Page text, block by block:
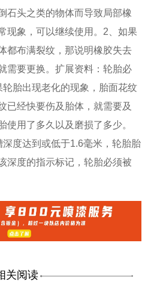
石头之类的物体而导致局部橡
现象，可以继续使用。2、如果
都布满裂纹，那说明橡胶失去
需要更换。扩展资料：轮胎必
胎出现老化的现象，胎面花纹
已经快要伤及胎体，就需要及
使用了多久以及磨损了多少。
度达到或低于1.6毫米，轮胎胎
深度的指示标记，轮胎必须被
关阅读